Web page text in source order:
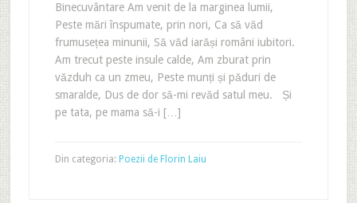
Binecuvântare Am venit de la marginea lumii,
Peste mări înspumate, prin nori, Ca să văd
frumusețea minunii, Să văd iarăși români iubitori.
Am trecut peste insule calde, Am zburat prin
văzduh ca un zmeu, Peste munți și păduri de
smaralde, Dus de dor să-mi revăd satul meu. Și
pe tata, pe mama să-i […]
Din categoria: Poezii de Florin Laiu